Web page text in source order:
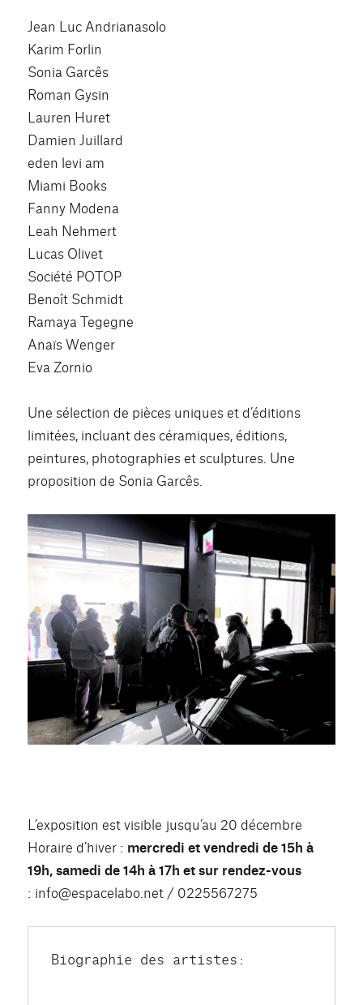
Jean Luc Andrianasolo
Karim Forlin
Sonia Garcês
Roman Gysin
Lauren Huret
Damien Juillard
eden levi am
Miami Books
Fanny Modena
Leah Nehmert
Lucas Olivet
Société POTOP
Benoît Schmidt
Ramaya Tegegne
Anaïs Wenger
Eva Zornio
Une sélection de pièces uniques et d’éditions
limitées, incluant des céramiques, éditions,
peintures, photographies et sculptures. Une
proposition de Sonia Garcês.
L’exposition est visible jusqu’au 20 décembre
Horaire d’hiver : mercredi et vendredi de 15h à
19h, samedi de 14h à 17h et sur rendez-vous
: info@espacelabo.net / 0225567275
Biographie des artistes: